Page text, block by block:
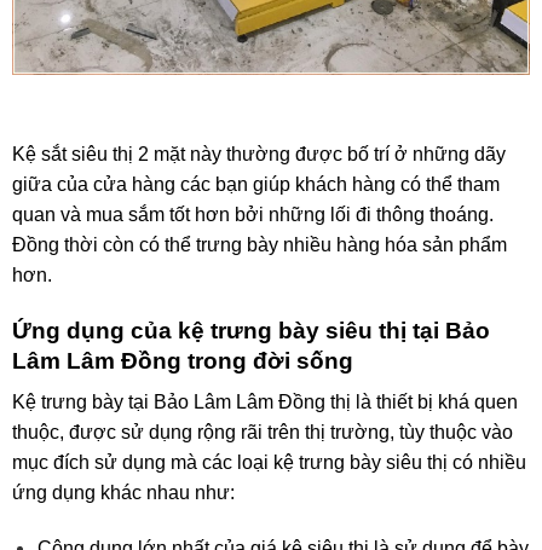
Kệ sắt siêu thị 2 mặt này thường được bố trí ở những dãy
giữa của cửa hàng các bạn giúp khách hàng có thể tham
quan và mua sắm tốt hơn bởi những lối đi thông thoáng.
Đồng thời còn có thể trưng bày nhiều hàng hóa sản phẩm
hơn.
Ứng dụng của kệ trưng bày siêu thị tại Bảo
Lâm Lâm Đồng trong đời sống
Kệ trưng bày tại Bảo Lâm Lâm Đồng thị là thiết bị khá quen
thuộc, được sử dụng rộng rãi trên thị trường, tùy thuộc vào
mục đích sử dụng mà các loại kệ trưng bày siêu thị có nhiều
ứng dụng khác nhau như: